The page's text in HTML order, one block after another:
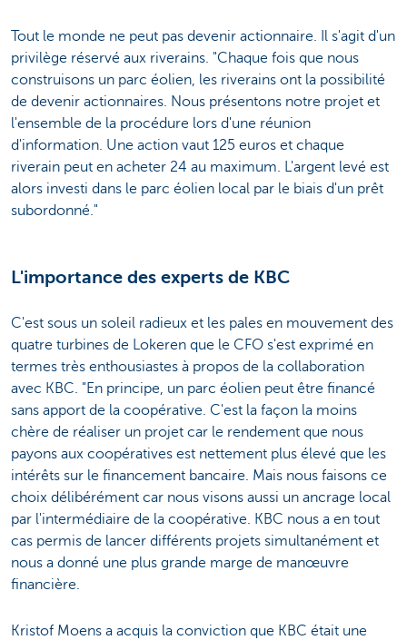
Tout le monde ne peut pas devenir actionnaire. Il s'agit d'un
privilège réservé aux riverains. "Chaque fois que nous
construisons un parc éolien, les riverains ont la possibilité
de devenir actionnaires. Nous présentons notre projet et
l'ensemble de la procédure lors d'une réunion
d'information. Une action vaut 125 euros et chaque
riverain peut en acheter 24 au maximum. L'argent levé est
alors investi dans le parc éolien local par le biais d'un prêt
subordonné."
L'importance des experts de KBC
C'est sous un soleil radieux et les pales en mouvement des
quatre turbines de Lokeren que le CFO s'est exprimé en
termes très enthousiastes à propos de la collaboration
avec KBC. "En principe, un parc éolien peut être financé
sans apport de la coopérative. C'est la façon la moins
chère de réaliser un projet car le rendement que nous
payons aux coopératives est nettement plus élevé que les
intérêts sur le financement bancaire. Mais nous faisons ce
choix délibérément car nous visons aussi un ancrage local
par l'intermédiaire de la coopérative. KBC nous a en tout
cas permis de lancer différents projets simultanément et
nous a donné une plus grande marge de manœuvre
financière.
Kristof Moens a acquis la conviction que KBC était une